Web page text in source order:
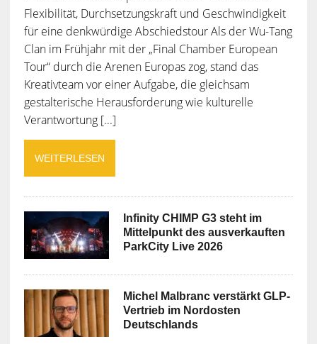
Flexibilität, Durchsetzungskraft und Geschwindigkeit
für eine denkwürdige Abschiedstour Als der Wu-Tang
Clan im Frühjahr mit der „Final Chamber European
Tour“ durch die Arenen Europas zog, stand das
Kreativteam vor einer Aufgabe, die gleichsam
gestalterische Herausforderung wie kulturelle
Verantwortung [...]
WEITERLESEN
Infinity CHIMP G3 steht im
Mittelpunkt des ausverkauften
ParkCity Live 2026
Michel Malbranc verstärkt GLP-
Vertrieb im Nordosten
Deutschlands